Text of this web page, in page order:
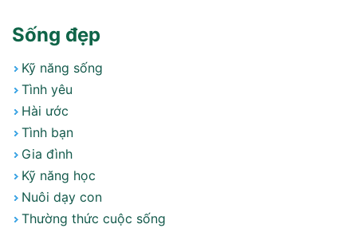
Sống đẹp
Kỹ năng sống
Tình yêu
Hài ước
Tình bạn
Gia đình
Kỹ năng học
Nuôi dạy con
Thường thức cuộc sống